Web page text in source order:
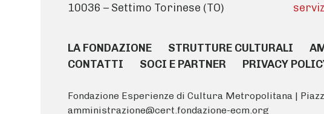
10036 – Settimo Torinese (TO)
LA FONDAZIONE STRUTTURE CULTURALI
CONTATTI
SOCI E PARTNER PRIVACY
Fondazione Esperienze di Cultura Metropolitana |
amministrazione@cert.fondazione-ecm.org